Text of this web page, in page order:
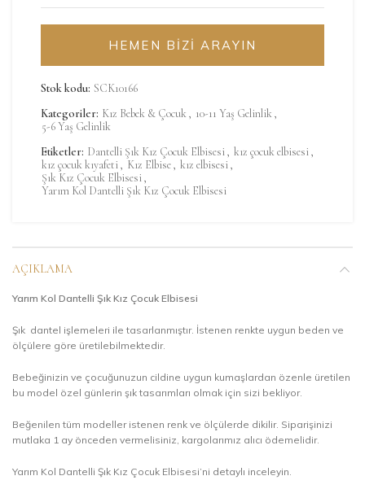
HEMEN BİZİ ARAYIN
Stok kodu: SCK10166
Kategoriler: Kız Bebek & Çocuk, 10-11 Yaş Gelinlik,
5-6 Yaş Gelinlik
Etiketler: Dantelli Şık Kız Çocuk Elbisesi, kız çocuk elbisesi,
kız çocuk kıyafeti, Kız Elbise, kız elbisesi,
Şık Kız Çocuk Elbisesi,
Yarım Kol Dantelli Şık Kız Çocuk Elbisesi
AÇIKLAMA
Yarım Kol Dantelli Şık Kız Çocuk Elbisesi
Şık dantel işlemeleri ile tasarlanmıştır. İstenen renkte uygun beden ve
ölçülere göre üretilebilmektedir.
Bebeğinizin ve çocuğunuzun cildine uygun kumaşlardan özenle üretilen
bu model özel günlerin şık tasarımları olmak için sizi bekliyor.
Beğenilen tüm modeller istenen renk ve ölçülerde dikilir. Siparişinizi
mutlaka 1 ay önceden vermelisiniz, kargolarımız alıcı ödemelidir.
Yarım Kol Dantelli Şık Kız Çocuk Elbisesi’ni detaylı inceleyin.